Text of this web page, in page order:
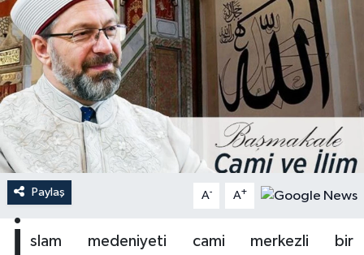
Paylaş A- A+
slam medeniyeti cami merkezli bir
Ardahan Müftülüğü
Artvin Müftülüğü
Aydın Müftülüğü
Balıkesir Müftülüğü
Bartın Müftülüğü
Kudüs
Kurban
Mukabele
Peygamberimizin Hayatı
Ramazan
Hutbeler
DİYANET AKADEMİ
DİYANET GENÇLİK
DİYANET RADYO/TV
DEPREM